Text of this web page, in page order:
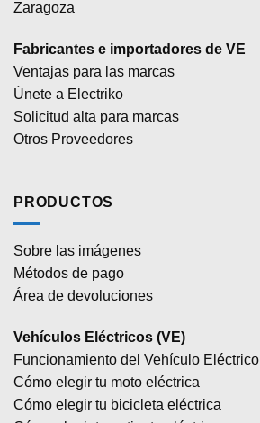
Zaragoza
Fabricantes e importadores de VE
Ventajas para las marcas
Únete a Electriko
Solicitud alta para marcas
Otros Proveedores
PRODUCTOS
Sobre las imágenes
Métodos de pago
Área de devoluciones
Vehículos Eléctricos (VE)
Funcionamiento del Vehículo Eléctrico
Cómo elegir tu moto eléctrica
Cómo elegir tu bicicleta eléctrica